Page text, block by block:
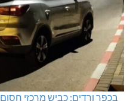
בכפר ורדים: כביש מרכזי חסום 6 שעות